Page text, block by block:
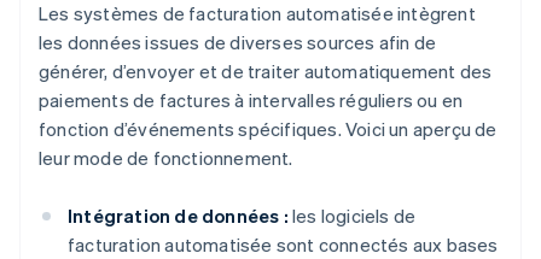
Les systèmes de facturation automatisée intègrent
les données issues de diverses sources afin de
générer, d’envoyer et de traiter automatiquement des
paiements de factures à intervalles réguliers ou en
fonction d’événements spécifiques. Voici un aperçu de
leur mode de fonctionnement.
Intégration de données : les logiciels de
facturation automatisée sont connectés aux bases